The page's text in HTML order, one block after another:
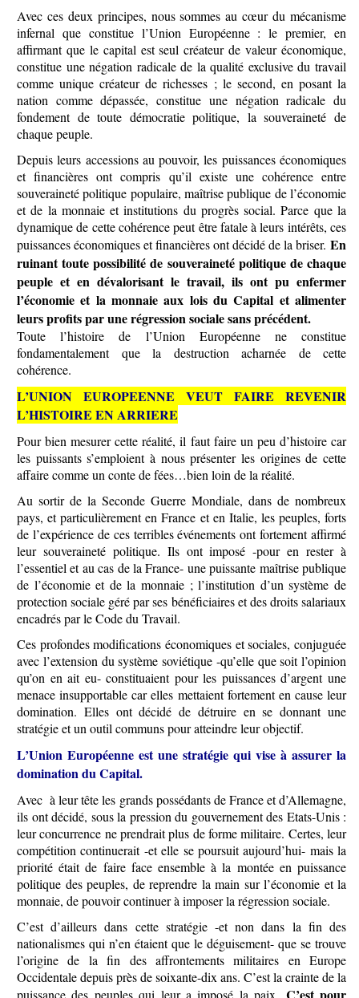
Avec ces deux principes, nous sommes au cœur du mécanisme
infernal que constitue l’Union Européenne : le premier, en
affirmant que le capital est seul créateur de valeur économique,
constitue une négation radicale de la qualité exclusive du travail
comme unique créateur de richesses ; le second, en posant la
nation comme dépassée, constitue une négation radicale du
fondement de toute démocratie politique, la souveraineté de
chaque peuple.
Depuis leurs accessions au pouvoir, les puissances économiques
et financières ont compris qu’il existe une cohérence entre
souveraineté politique populaire, maîtrise publique de l’économie
et de la monnaie et institutions du progrès social. Parce que la
dynamique de cette cohérence peut être fatale à leurs intérêts, ces
puissances économiques et financières ont décidé de la briser. En
ruinant toute possibilité de souveraineté politique de chaque
peuple et en dévalorisant le travail, ils ont pu enfermer
l’économie et la monnaie aux lois du Capital et alimenter
leurs profits par une régression sociale sans précédent.
Toute l’histoire de l’Union Européenne ne constitue
fondamentalement que la destruction acharnée de cette
cohérence.
L’UNION EUROPEENNE VEUT FAIRE REVENIR
L’HISTOIRE EN ARRIERE
Pour bien mesurer cette réalité, il faut faire un peu d’histoire car
les puissants s’emploient à nous présenter les origines de cette
affaire comme un conte de fées…bien loin de la réalité.
Au sortir de la Seconde Guerre Mondiale, dans de nombreux
pays, et particulièrement en France et en Italie, les peuples, forts
de l’expérience de ces terribles événements ont fortement affirmé
leur souveraineté politique. Ils ont imposé -pour en rester à
l’essentiel et au cas de la France- une puissante maîtrise publique
de l’économie et de la monnaie ; l’institution d’un système de
protection sociale géré par ses bénéficiaires et des droits salariaux
encadrés par le Code du Travail.
Ces profondes modifications économiques et sociales, conjuguée
avec l’extension du système soviétique -qu’elle que soit l’opinion
qu’on en ait eu- constituaient pour les puissances d’argent une
menace insupportable car elles mettaient fortement en cause leur
domination. Elles ont décidé de détruire en se donnant une
stratégie et un outil communs pour atteindre leur objectif.
L’Union Européenne est une stratégie qui vise à assurer la
domination du Capital.
Avec à leur tête les grands possédants de France et d’Allemagne,
ils ont décidé, sous la pression du gouvernement des Etats-Unis :
leur concurrence ne prendrait plus de forme militaire. Certes, leur
compétition continuerait -et elle se poursuit aujourd’hui- mais la
priorité était de faire face ensemble à la montée en puissance
politique des peuples, de reprendre la main sur l’économie et la
monnaie, de pouvoir continuer à imposer la régression sociale.
C’est d’ailleurs dans cette stratégie -et non dans la fin des
nationalismes qui n’en étaient que le déguisement- que se trouve
l’origine de la fin des affrontements militaires en Europe
Occidentale depuis près de soixante-dix ans. C’est la crainte de la
puissance des peuples qui leur a imposé la paix.